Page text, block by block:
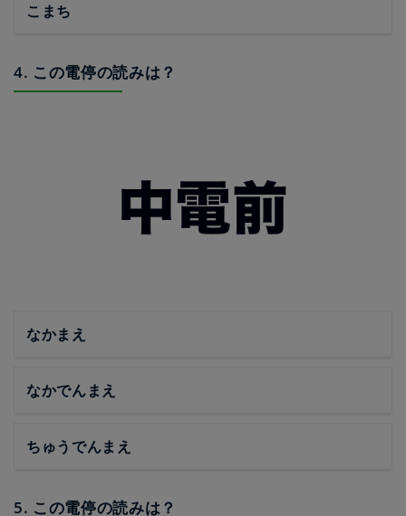
こまち
4. この電停の読みは？
なかまえ
なかでんまえ
ちゅうでんまえ
5. この電停の読みは？